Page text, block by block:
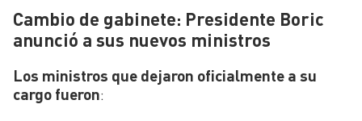
Cambio de gabinete: Presidente Boric
anunció a sus nuevos ministros
Los ministros que dejaron oficialmente a su
cargo fueron: